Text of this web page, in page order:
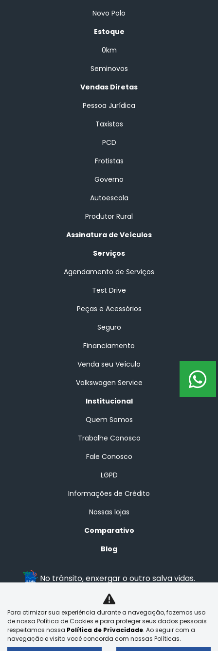
Novo Polo
Estoque
0km
Seminovos
Vendas Diretas
Pessoa Jurídica
Taxistas
PCD
Frotistas
Governo
Autoescola
Produtor Rural
Assinatura de Veículos
Serviços
Agendamento de Serviços
Test Drive
Peças e Acessórios
Seguro
Financiamento
Venda seu Veículo
Volkswagen Service
Institucional
Quem Somos
Trabalhe Conosco
Fale Conosco
LGPD
Informações de Crédito
Nossas lojas
Comparativo
Blog
No trânsito, enxergar o outro salva vidas.
BRASAL VEICULOS LTDA
29.525.970/0001-92
Para otimizar sua experiência durante a navegação, fazemos uso
de nossa Política de Cookies e para proteger seus dados pessoais
respeitamos nossa Política de Privacidade. Ao seguir com a
navegação e visita você concorda com nossas Políticas.